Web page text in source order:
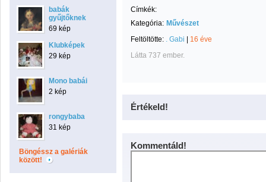
babák
gyűjtőknek
69 kép
Klubképek
29 kép
Mono babái
2 kép
rongybaba
31 kép
Böngéssz a galériák
között!
Címkék:
Kategória: Művészet
Feltöltötte: . Gabi
16 éve
Látta 737 ember.
Értékeld!
Kommentáld!